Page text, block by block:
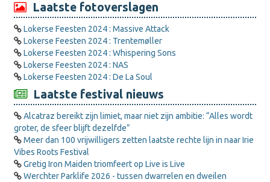
Laatste fotoverslagen
Lokerse Feesten 2024 : Massive Attack
Lokerse Feesten 2024 : Trentemøller
Lokerse Feesten 2024 : Whispering Sons
Lokerse Feesten 2024 : NAS
Lokerse Feesten 2024 : De La Soul
Laatste festival nieuws
Alcatraz bereikt zijn limiet, maar niet zijn ambitie: “Alles wordt
groter, de sfeer blijft dezelfde”
Meer dan 100 vrijwilligers zetten laatste rechte lijn in naar Irie
Vibes Roots Festival
Gretig Iron Maiden triomfeert op Live is Live
Werchter Parklife 2026 - tussen dwarrelen en dweilen